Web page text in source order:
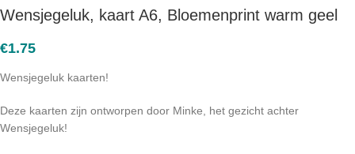
Wensjegeluk, kaart A6, Bloemenprint warm geel
€1.75
Wensjegeluk kaarten!
Deze kaarten zijn ontworpen door Minke, het gezicht achter
Wensjegeluk!